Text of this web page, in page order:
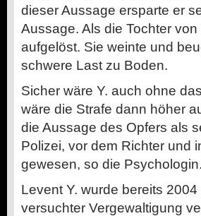
dieser Aussage ersparte er
Aussage. Als die Tochter
aufgelöst. Sie weinte und
schwere Last zu Boden.
Sicher wäre Y. auch ohne
wäre die Strafe dann höher
die Aussage des Opfers als
Polizei, vor dem Richter und
gewesen, so die Psychologin.
Levent Y. wurde bereits
versuchter Vergewaltigung